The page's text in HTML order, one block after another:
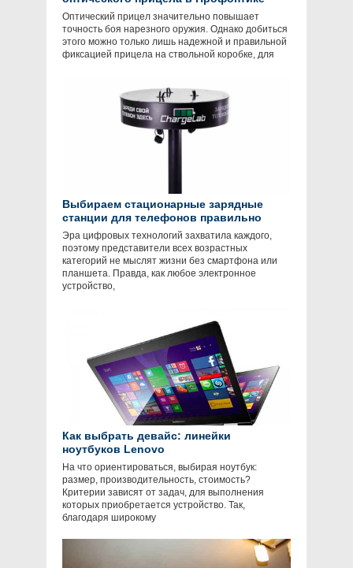
Оптический прицел значительно повышает
точность боя нарезного оружия. Однако добиться
этого можно только лишь надежной и правильной
фиксацией прицела на ствольной коробке, для
Выбираем стационарные зарядные
станции для телефонов правильно
Эра цифровых технологий захватила каждого,
поэтому представители всех возрастных
категорий не мыслят жизни без смартфона или
планшета. Правда, как любое электронное
устройство,
Как выбрать девайс: линейки
ноутбуков Lenovo
На что ориентироваться, выбирая ноутбук:
размер, производительность, стоимость?
Критерии зависят от задач, для выполнения
которых приобретается устройство. Так,
благодаря широкому